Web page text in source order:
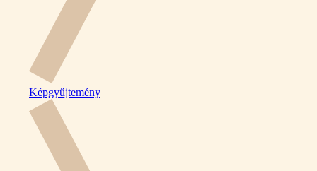
Képgyűjtemény